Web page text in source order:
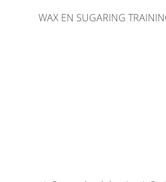
WAX EN SUGARING